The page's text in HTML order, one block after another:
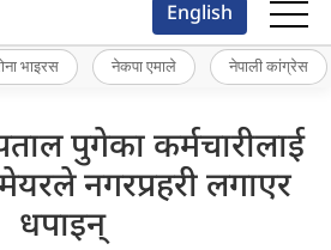
English
भाइरस नेकपा एमाले नेपाली कांग्रेस
पुगेका कर्मचारीलाई
नगरप्रहरी लगाएर
धपाइन्